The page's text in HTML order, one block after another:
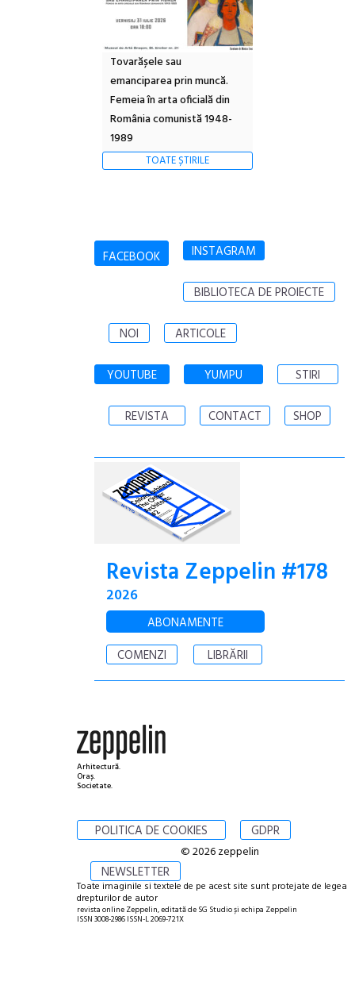
Tovarășele sau
emanciparea prin muncă.
Femeia în arta oficială din
România comunistă 1948-
1989
TOATE ȘTIRILE
FACEBOOK INSTAGRAM
BIBLIOTECA DE PROIECTE
NOI ARTICOLE
YOUTUBE YUMPU STIRI
REVISTA CONTACT SHOP
Revista Zeppelin #178
2026
ABONAMENTE
COMENZI
LIBRĂRII
Arhitectură.
Oraș.
Societate.
POLITICA DE COOKIES GDPR
NEWSLETTER
© 2026 zeppelin
Toate imaginile si textele de pe acest site sunt protejate de legea
drepturilor de autor
revista online Zeppelin, editată de SG Studio și echipa Zeppelin
ISSN 3008-2986 ISSN-L 2069-721X